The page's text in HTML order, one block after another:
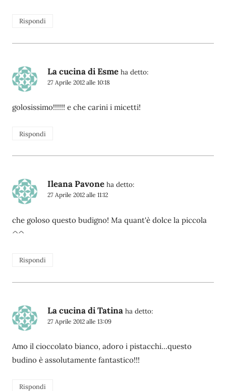
Rispondi
La cucina di Esme ha detto:
27 Aprile 2012 alle 10:18
golosissimo!!!!!! e che carini i micetti!
Rispondi
Ileana Pavone ha detto:
27 Aprile 2012 alle 11:12
che goloso questo budigno! Ma quant'è dolce la piccola
^^
Rispondi
La cucina di Tatina ha detto:
27 Aprile 2012 alle 13:09
Amo il cioccolato bianco, adoro i pistacchi…questo
budino è assolutamente fantastico!!!
Rispondi